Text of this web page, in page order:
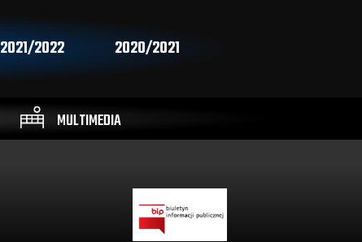
2021/2022 2020/2021
MULTIMEDIA